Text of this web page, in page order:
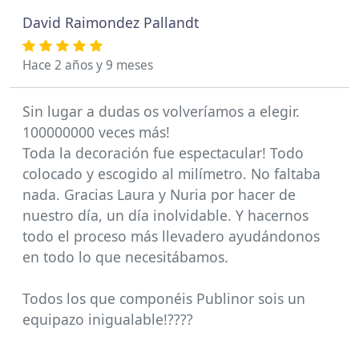
David Raimondez Pallandt
Hace 2 años y 9 meses
Sin lugar a dudas os volveríamos a elegir.
100000000 veces más!
Toda la decoración fue espectacular! Todo
colocado y escogido al milímetro. No faltaba
nada. Gracias Laura y Nuria por hacer de
nuestro día, un día inolvidable. Y hacernos
todo el proceso más llevadero ayudándonos
en todo lo que necesitábamos.
Todos los que componéis Publinor sois un
equipazo inigualable!????